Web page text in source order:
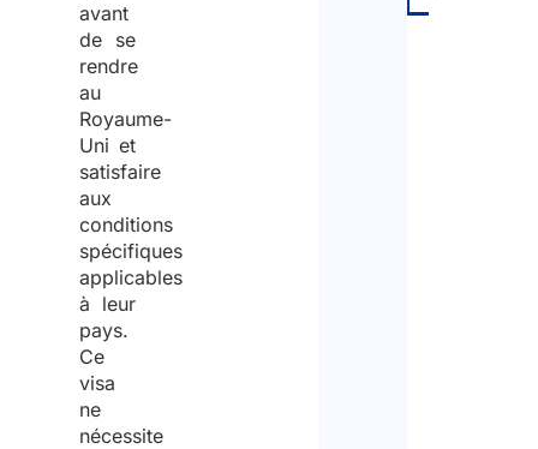
avant
de se
rendre
au
Royaume-
Uni et
satisfaire
aux
conditions
spécifiques
applicables
à leur
pays.
Ce
visa
ne
nécessite